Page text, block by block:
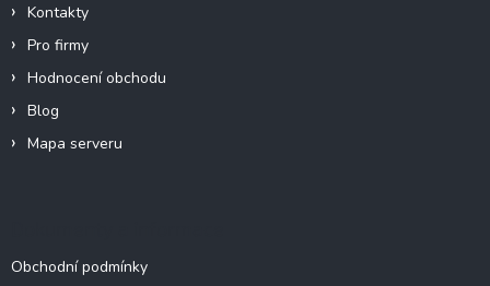
Kontakty
Pro firmy
Hodnocení obchodu
Blog
Mapa serveru
Obchodní podmínky